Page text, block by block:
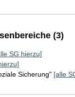
(3)
SG hierzu]
Sicherung" [alle